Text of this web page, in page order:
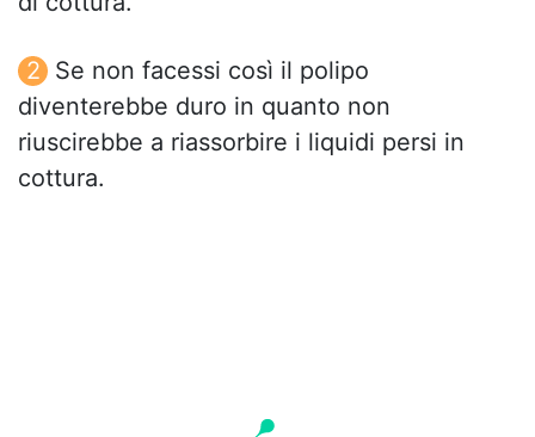
Se non facessi così il polipo
diventerebbe duro in quanto non
riuscirebbe a riassorbire i liquidi persi in
cottura.